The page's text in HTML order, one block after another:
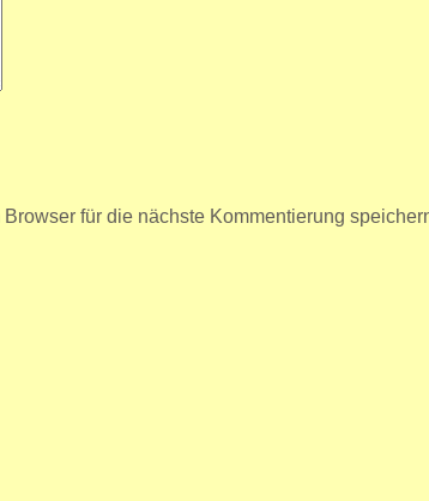
für die nächste Kommentierung